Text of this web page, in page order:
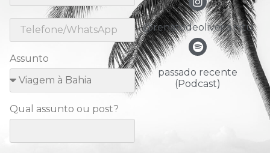
Assunto
Qual assunto ou post?
@renatodeoliveira.nitu
passado recente
(Podcast)